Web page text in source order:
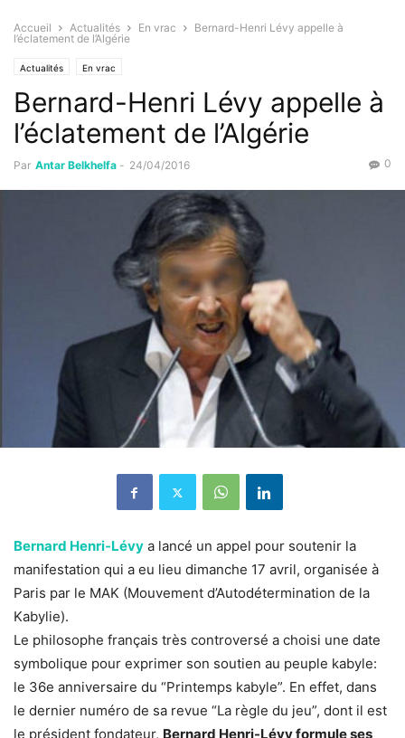
Accueil Actualités En vrac
Bernard-Henri Lévy appelle à
l’éclatement de l’Algérie
Actualités En vrac
Bernard-Henri Lévy appelle à
l’éclatement de l’Algérie
Par Antar Belkhelfa - 24/04/2016 0
Bernard Henri-Lévy a lancé un appel pour soutenir la
manifestation qui a eu lieu dimanche 17 avril, organisée à
Paris par le MAK (Mouvement d’Autodétermination de la
Kabylie).
Le philosophe français très controversé a choisi une date
symbolique pour exprimer son soutien au peuple kabyle:
le 36e anniversaire du “Printemps kabyle”. En effet, dans
le dernier numéro de sa revue “La règle du jeu”, dont il est
le président fondateur, Bernard Henri-Lévy formule ses